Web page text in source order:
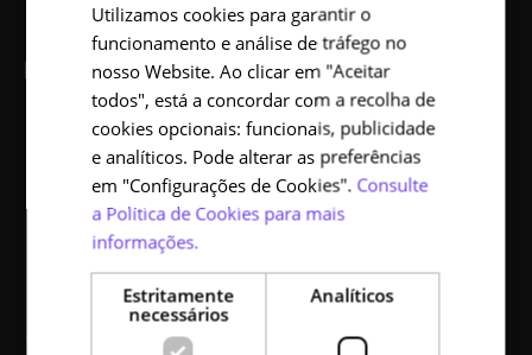
NAU
Como se tornar parceiro
Código aberto
Acessibilidade
ENGLISH
Utilizamos cookies para garantir o
funcionamento e análise de tráfego no
nosso Website. Ao clicar em "Aceitar
todos", está a concordar com a recolha de
cookies opcionais: funcionais, publicidade
e analíticos. Pode alterar as preferências
em "Configurações de Cookies". Consulte
a Política de Cookies para mais
informações.
Estritamente
necessários
Analíticos